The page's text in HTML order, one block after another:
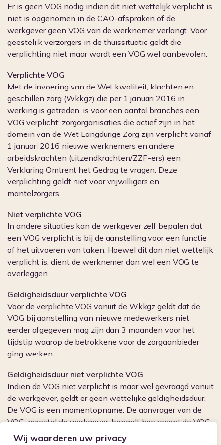
Wij waarderen uw privacy
Er is geen VOG nodig indien dit niet wettelijk verplicht is,
niet is opgenomen in de CAO-afspraken of de
werkgever geen VOG van de werknemer verlangt. Voor
geestelijk verzorgers in de thuissituatie geldt die
verplichting niet maar wordt een VOG wel aanbevolen.
Verplichte VOG
Met de invoering van de Wet kwaliteit, klachten en
geschillen zorg (Wkkgz) die per 1 januari 2016 in
werking is getreden, is voor een aantal branches een
VOG verplicht: zorgorganisaties die actief zijn in het
domein van de Wet Langdurige Zorg zijn verplicht vanaf
1 januari 2016 nieuwe werknemers en andere
arbeidskrachten (uitzendkrachten/ZZP-ers) een
Verklaring Omtrent het Gedrag te vragen. Deze
verplichting geldt niet voor vrijwilligers en
mantelzorgers.
Niet verplichte VOG
In andere situaties kan de werkgever zelf bepalen dat
een VOG verplicht is bij de aanstelling voor een functie
of het uitvoeren van taken. Hoewel dit dan niet wettelijk
verplicht is, dient de werknemer dan wel een VOG te
overleggen.
Geldigheidsduur verplichte VOG
Voor de verplichte VOG vanuit de Wkkgz geldt dat de
VOG bij aanstelling van nieuwe medewerkers niet
eerder afgegeven mag zijn dan 3 maanden voor het
tijdstip waarop de betrokkene voor de zorgaanbieder
ging werken.
Geldigheidsduur niet verplichte VOG
Indien de VOG niet verplicht is maar wel gevraagd vanuit
de werkgever, geldt er geen wettelijke geldigheidsduur.
De VOG is een momentopname. De aanvrager van de
VOG, meestal de werkgever, bepaalt hoe recent de VOG
moet zijn.